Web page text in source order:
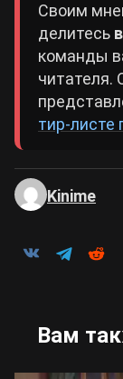
Своим
делитесь
команды
читателя.
тир-листе
Kinime
Вам